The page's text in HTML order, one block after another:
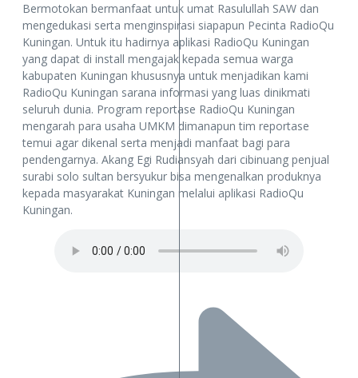
Bermotokan bermanfaat untuk umat Rasulullah SAW dan
mengedukasi serta menginspirasi siapapun Pecinta RadioQu
Kuningan. Untuk itu hadirnya aplikasi RadioQu Kuningan
yang dapat di install mengajak kepada semua warga
kabupaten Kuningan khususnya untuk menjadikan kami
RadioQu Kuningan sarana informasi yang luas dinikmati
seluruh dunia. Program reportase RadioQu Kuningan
mengarah para usaha UMKM dimanapun tim reportase
temui agar dikenal serta menjadi manfaat bagi para
pendengarnya. Akang Egi Rudiansyah dari cibinuang penjual
surabi solo sultan bersyukur bisa mengenalkan produknya
kepada masyarakat Kuningan melalui aplikasi RadioQu
Kuningan.